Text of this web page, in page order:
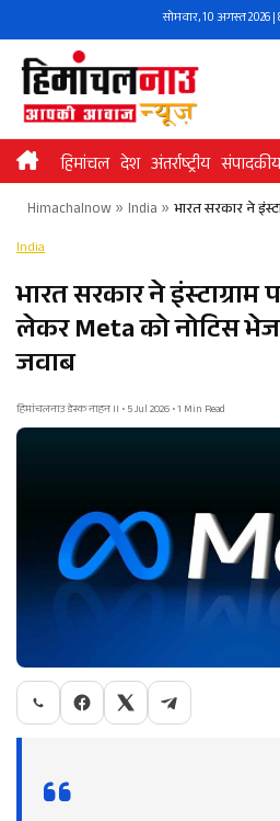
to
content
सोमवार, 10 अगस्त 2026 |
हिमांचल देश अंतर्राष्ट्रीय संपादकीय
Himachalnow» India » भारत सरकार ने
India
भारत सरकार ने
लेकर Meta को नोटिस
जवाब
हिमांचलनाउ डेस्क नाहन II • 5 Jul 2026 • 1 Min Read